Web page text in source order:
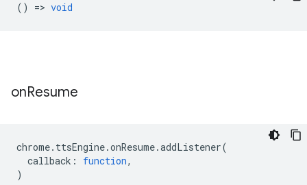
() => void
onResume
chrome. ttsEngine.onResume.addListener(
callback : function,
)